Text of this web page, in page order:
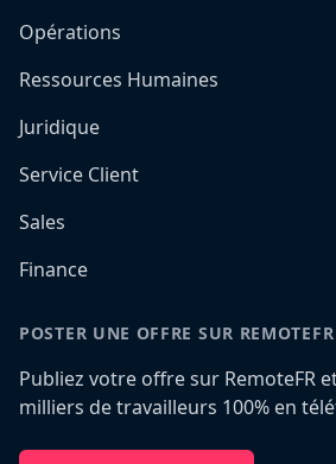
Opérations
Ressources Humaines
Juridique
Service Client
Sales
Finance
POSTER UNE OFFRE SUR REMOTEFR
Publiez votre offre sur RemoteFR
milliers de travailleurs 100% en